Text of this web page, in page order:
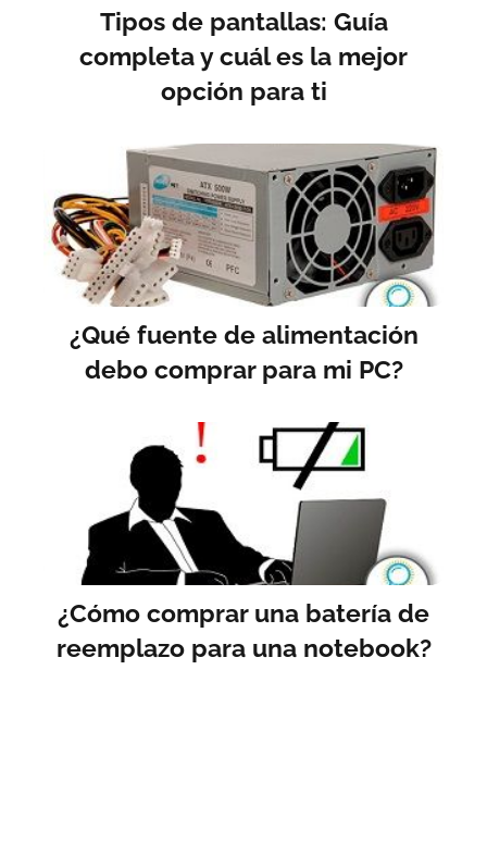
Tipos de pantallas: Guía
completa y cuál es la mejor
opción para ti
¿Qué fuente de alimentación
debo comprar para mi PC?
¿Cómo comprar una batería de
reemplazo para una notebook?